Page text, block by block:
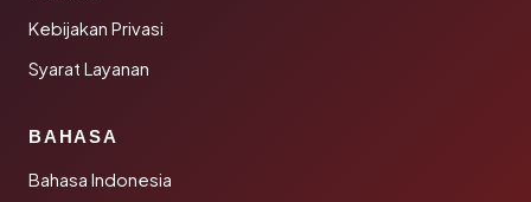
Kebijakan Privasi
Syarat Layanan
BAHASA
Bahasa Indonesia